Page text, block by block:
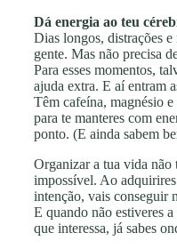
Dá energia ao teu
Dias longos, distrações
gente. Mas não precisa
Para esses momentos,
ajuda extra. E aí entram
Têm cafeína, magnésio
para te manteres com
ponto. (E ainda sabem
Organizar a tua vida não
impossível. Ao
intenção, vais conseguir
E quando não estiveres
que interessa, já sabes